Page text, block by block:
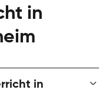
in
in